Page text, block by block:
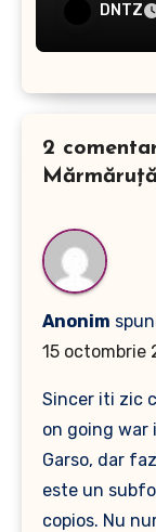
DNTZ
2
Anonim
15 octombrie
Sincer iti zic
on going war
Garso, dar
este un
copios. Nu